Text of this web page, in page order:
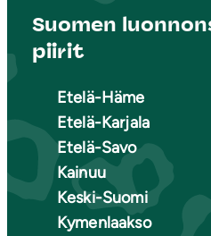
Suomen
piirit
Etelä-Häme
Etelä-Karjala
Etelä-Savo
Kainuu
Keski-Suomi
Kymenlaakso